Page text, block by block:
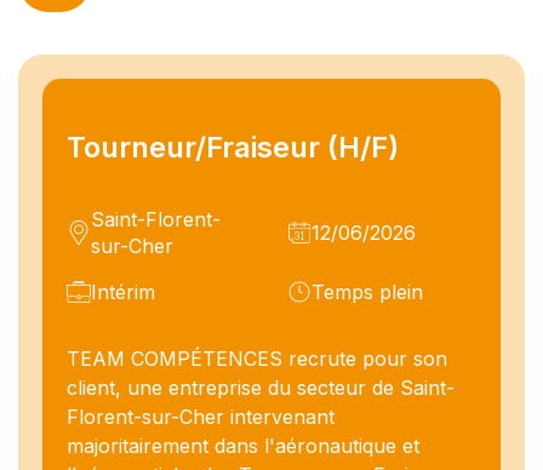
Tourneur/Fraiseur (H/F)
Saint-Florent-
sur-Cher
12/06/2026
Intérim Temps plein
TEAM COMPÉTENCES recrute pour son
client, une entreprise du secteur de Saint-
Florent-sur-Cher intervenant
majoritairement dans l'aéronautique et